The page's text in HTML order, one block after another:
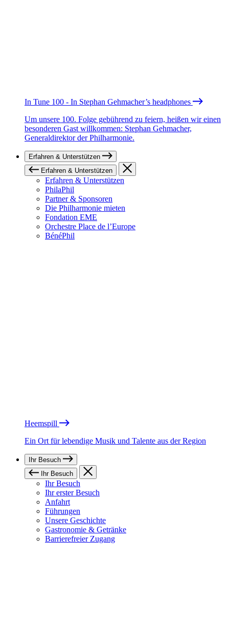
In Tune 100 - In Stephan Gehmacher’s headphones
Um unsere 100. Folge gebührend zu feiern, heißen wir einen
besonderen Gast willkommen: Stephan Gehmacher,
Generaldirektor der Philharmonie.
Erfahren & Unterstützen
Erfahren & Unterstützen
Erfahren & Unterstützen
PhilaPhil
Partner & Sponsoren
Die Philharmonie mieten
Fondation EME
Orchestre Place de l’Europe
BénéPhil
Heemspill
Ein Ort für lebendige Musik und Talente aus der Region
Ihr Besuch
Ihr Besuch
Ihr Besuch
Ihr erster Besuch
Anfahrt
Führungen
Unsere Geschichte
Gastronomie & Getränke
Barrierefreier Zugang